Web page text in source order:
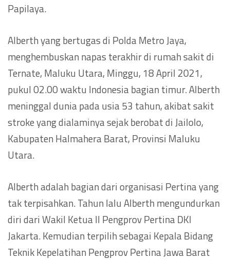
Papilaya.
Alberth yang bertugas di Polda Metro Jaya,
menghembuskan napas terakhir di rumah sakit di
Ternate, Maluku Utara, Minggu, 18 April 2021,
pukul 02.00 waktu Indonesia bagian timur. Alberth
meninggal dunia pada usia 53 tahun, akibat sakit
stroke yang dialaminya sejak berobat di Jailolo,
Kabupaten Halmahera Barat, Provinsi Maluku
Utara.
Alberth adalah bagian dari organisasi Pertina yang
tak terpisahkan. Tahun lalu Alberth mengundurkan
diri dari Wakil Ketua II Pengprov Pertina DKI
Jakarta. Kemudian terpilih sebagai Kepala Bidang
Teknik Kepelatihan Pengprov Pertina Jawa Barat